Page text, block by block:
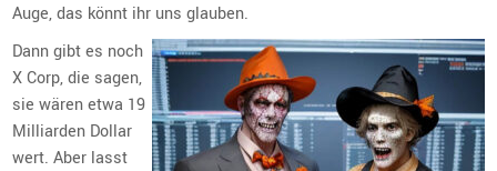
Auge, das könnt ihr uns glauben.
Dann gibt es noch
X Corp, die sagen,
sie wären etwa 19
Milliarden Dollar
wert. Aber lasst